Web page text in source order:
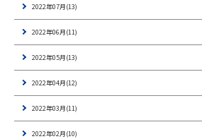
2022年07月(13)
2022年06月(11)
2022年05月(13)
2022年04月(12)
2022年03月(11)
2022年02月(10)